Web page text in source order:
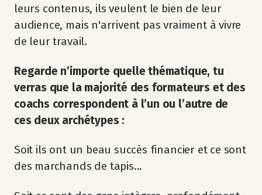
leurs contenus, ils veulent le bien de leur
audience, mais n'arrivent pas vraiment à vivre
de leur travail.
Regarde n’importe quelle thématique, tu
verras que la majorité des formateurs et des
coachs correspondent à l’un ou l’autre de
ces deux archétypes :
Soit ils ont un beau succès financier et ce sont
des marchands de tapis...